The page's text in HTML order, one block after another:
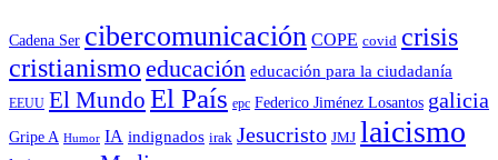
Cadena Ser cibercomunicación COPE covid crisis
cristianismo educación educación para la ciudadaní­a
EEUU El Mundo El País epc Federico Jiménez Losantos galicia
Gripe A Humor IA indignados irak Jesucristo JMJ laicismo